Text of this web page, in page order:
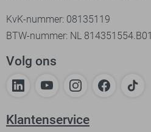
KvK-nummer: 08135119
BTW-nummer: NL 814351554.B01
Volg ons
Klantenservice